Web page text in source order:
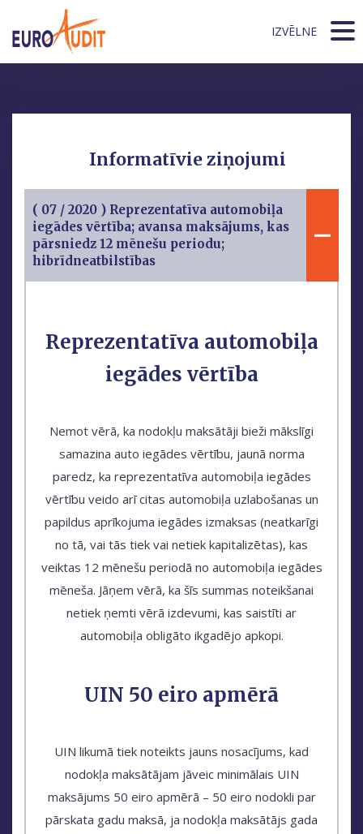
IZVĒLNE
Informatīvie ziņojumi
( 07 / 2020 ) Reprezentatīva automobiļa
iegādes vērtība; avansa maksājums, kas
pārsniedz 12 mēnešu periodu;
hibrīdneatbilstības
Reprezentatīva automobiļa
iegādes vērtība
Nemot vērā, ka nodokļu maksātāji bieži mākslīgi
samazina auto iegādes vērtību, jaunā norma
paredz, ka reprezentatīva automobiļa iegādes
vērtību veido arī citas automobiļa uzlabošanas un
papildus aprīkojuma iegādes izmaksas (neatkarīgi
no tā, vai tās tiek vai netiek kapitalizētas), kas
veiktas 12 mēnešu periodā no automobiļa iegādes
mēneša. Jāņem vērā, ka šīs summas noteikšanai
netiek ņemti vērā izdevumi, kas saistīti ar
automobiļa obligāto ikgadējo apkopi.
UIN 50 eiro apmērā
UIN likumā tiek noteikts jauns nosacījums, kad
nodokļa maksātājam jāveic minimālais UIN
maksājums 50 eiro apmērā – 50 eiro nodokli par
pārskata gadu maksā, ja nodokļa maksātājs gada